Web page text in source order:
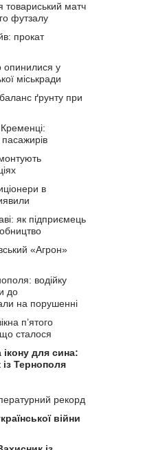
товариський матч
футзалу
прокат
опинилися у
міськради
ґрунту при
в
як підприємець
«Агрон»
водійку
до
на порушенні
п’ятого
сталося
для сина:
із Тернополя
рекорд
війни